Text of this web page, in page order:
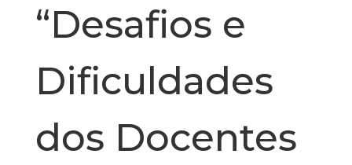
“Desafios e
Dificuldades
dos Docentes